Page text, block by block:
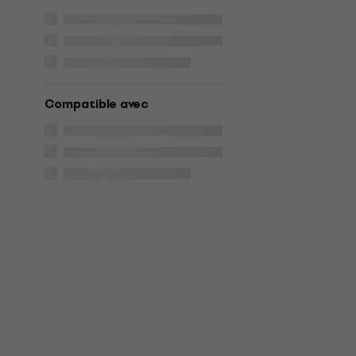
Compatible avec